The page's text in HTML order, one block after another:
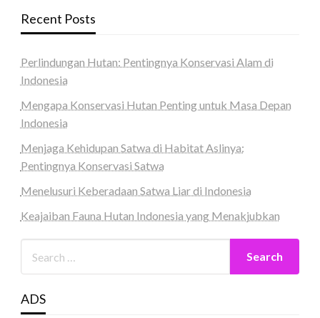
Recent Posts
Perlindungan Hutan: Pentingnya Konservasi Alam di
Indonesia
Mengapa Konservasi Hutan Penting untuk Masa Depan
Indonesia
Menjaga Kehidupan Satwa di Habitat Aslinya:
Pentingnya Konservasi Satwa
Menelusuri Keberadaan Satwa Liar di Indonesia
Keajaiban Fauna Hutan Indonesia yang Menakjubkan
ADS